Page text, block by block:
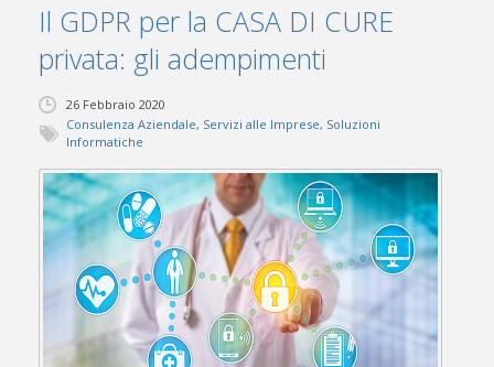
Il GDPR per la CASA DI CURE
privata: gli adempimenti
26 Febbraio 2020
Consulenza Aziendale, Servizi alle Imprese, Soluzioni
Informatiche